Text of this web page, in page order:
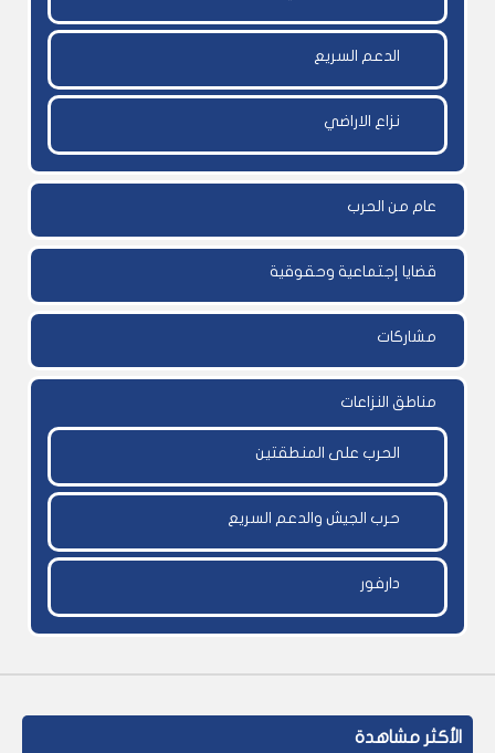
الدعم السريع
نزاع الاراضي
عام من الحرب
قضايا إجتماعية وحقوقية
مشاركات
مناطق النزاعات
الحرب على المنطقتين
حرب الجيش والدعم السريع
دارفور
الأكثر مشاهدة